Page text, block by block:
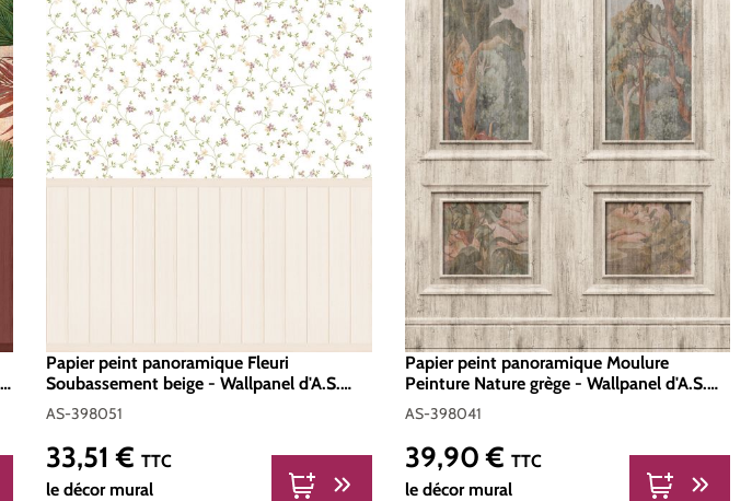
Papier peint panoramique Fleuri
Soubassement beige - Wallpanel d'A.S.
Création | Réf. AS-398051
AS-398051
Prix régulier :
33,51 €TTC
le décor mural
Papier peint panoramique Moulure
Peinture Nature grège - Wallpanel d'A.S.
Création | Réf. AS-398041
AS-398041
Prix régulier :
39,90 € TTC
le décor mural